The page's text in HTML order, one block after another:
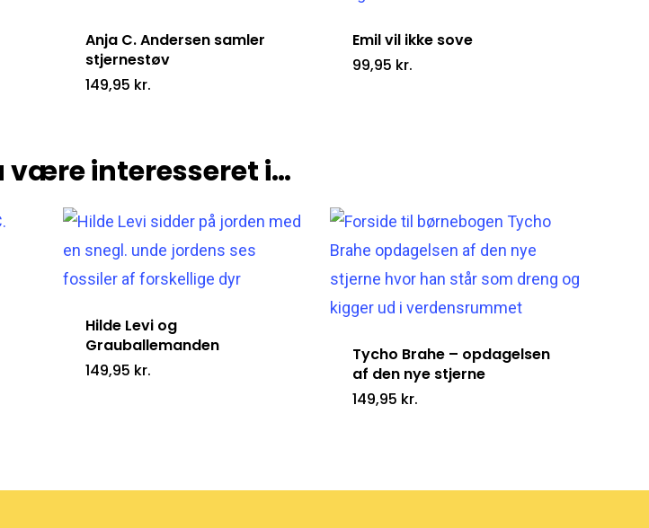
Anja C. Andersen samler
stjernestøv
149,95 kr.
Emil vil ikke sove
99,95 kr.
være interesseret i…
Hilde Levi og
Grauballemanden
149,95 kr.
Tycho Brahe – opdagelsen
af den nye stjerne
149,95 kr.